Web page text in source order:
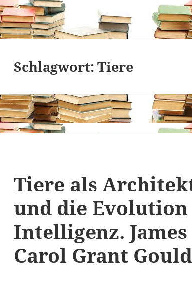
Schlagwort:Tiere
Tiere als
und die
Intelligenz.
Carol Grant Gould